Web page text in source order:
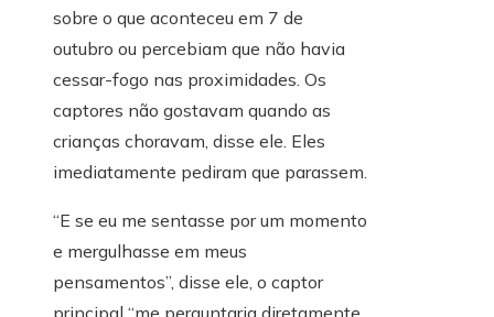
sobre o que aconteceu em 7 de
outubro ou percebiam que não havia
cessar-fogo nas proximidades. Os
captores não gostavam quando as
crianças choravam, disse ele. Eles
imediatamente pediram que parassem.
“E se eu me sentasse por um momento
e mergulhasse em meus
pensamentos”, disse ele, o captor